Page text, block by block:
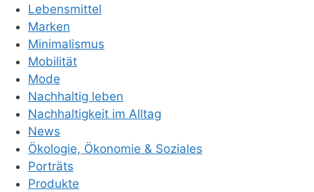
Lebensmittel
Marken
Minimalismus
Mobilität
Mode
Nachhaltig leben
Nachhaltigkeit im Alltag
News
Ökologie, Ökonomie & Soziales
Porträts
Produkte